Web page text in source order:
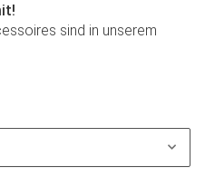
sind in unserem